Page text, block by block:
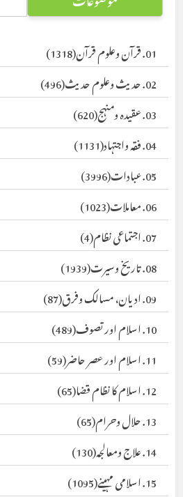
01. قرآن وعلوم قرآن
(1318)
02. حدیث وعلوم حدیث
(496)
03. عقیدہ ومنہج
(620)
04. فقہ واجتہاد
(1131)
05. عبادات
(3996)
06. معاملات
(1023)
07. اجتماعی نظام
(4)
08. تاریخ وسیرت
(1939)
09. ادیان، مسالک وفرق
(87)
10. اسلام اور تصوف
(489)
11. اسلام اور عصر حاضر
(59)
12. اسلام کا نظام قضا
(65)
13. حلال وحرام
(65)
14. علاج ومعالجہ
(130)
15. اسلامی مہینے
(1095)